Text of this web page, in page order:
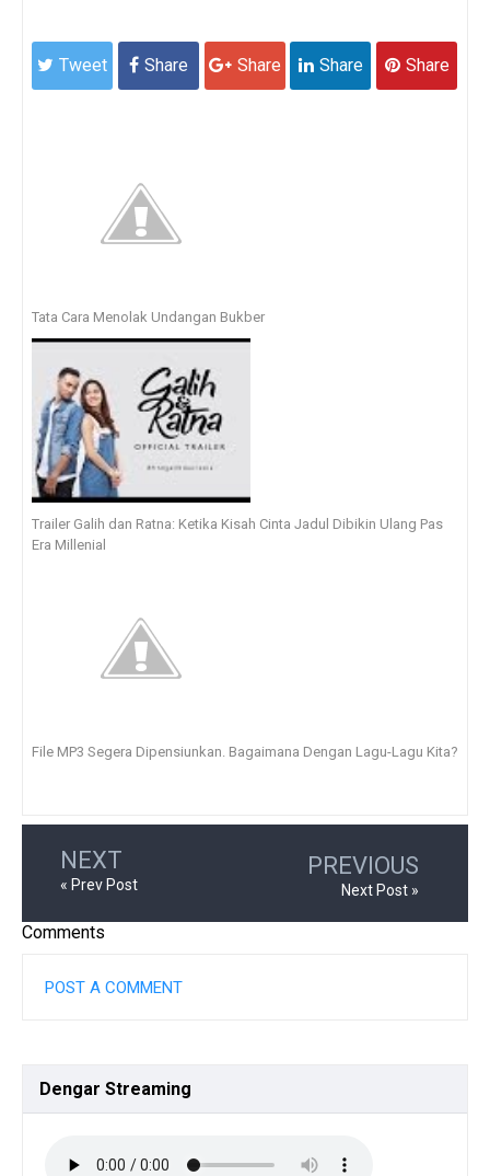
Tweet Share Share Share Share
Tata Cara Menolak Undangan Bukber
Trailer Galih dan Ratna: Ketika Kisah Cinta Jadul Dibikin Ulang Pas
Era Millenial
File MP3 Segera Dipensiunkan. Bagaimana Dengan Lagu-Lagu Kita?
NEXT
« Prev Post
PREVIOUS
Next Post »
Comments
POST A COMMENT
Dengar Streaming